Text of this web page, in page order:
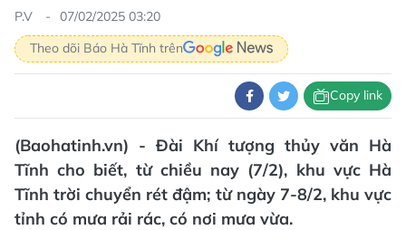
P.V
07/02/2025 03:20
Theo dõi Báo Hà Tĩnh trên
Copy link
(Baohatinh.vn) - Đài Khí tượng thủy văn Hà
Tĩnh cho biết, từ chiều nay (7/2), khu vực Hà
Tĩnh trời chuyển rét đậm; từ ngày 7-8/2, khu vực
tỉnh có mưa rải rác, có nơi mưa vừa.